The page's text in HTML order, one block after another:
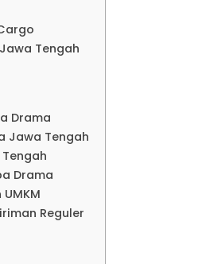
Tengah
Drama
Jawa Tengah
Drama
Reguler